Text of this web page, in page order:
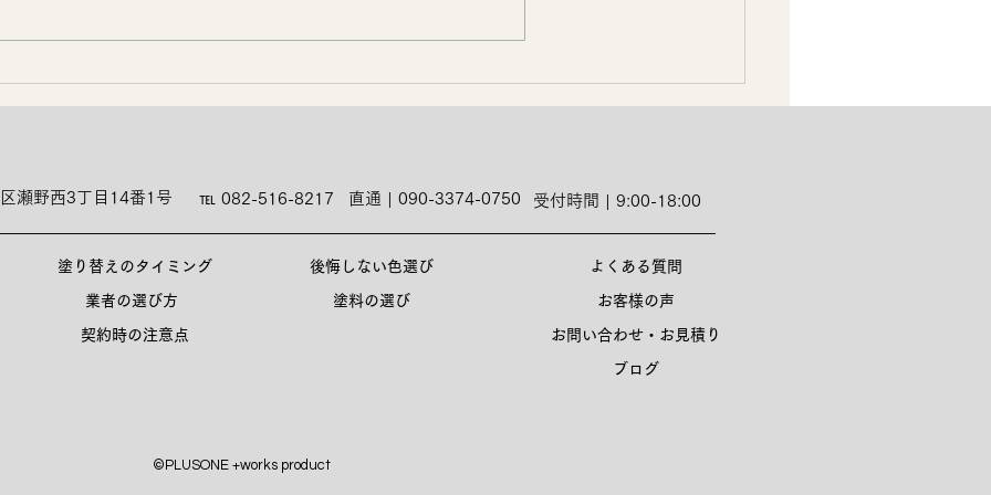
瀬野西3丁目14番1号 ℡ 082-516-8217 直通 | 090-3374-0750 受付時間 | 9:00-18:00
塗り替えのタイミング
業者の選び方
後悔しない色選び
塗料の選び
契約時の注意点
よくある質問
お客様の声
お問い合わせ・お見積り
ブログ
©PLUSONE +works product